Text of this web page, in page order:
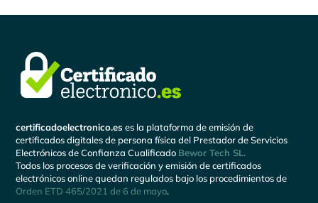
certificadoelectronico.es es la plataforma de emisión de
certificados digitales de persona física del Prestador de Servicios
Electrónicos de Confianza Cualificado Bewor Tech SL.
Todos los procesos de verificación y emisión de certificados
electrónicos online quedan regulados bajo los procedimientos de
Orden ETD 465/2021 de 6 de mayo.